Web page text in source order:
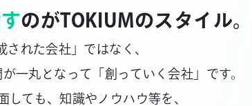
のがTOKIUMのスタイル。
された会社」ではなく、
一丸となって「創っていく会社」です。
しても、知識やノウハウ等を、